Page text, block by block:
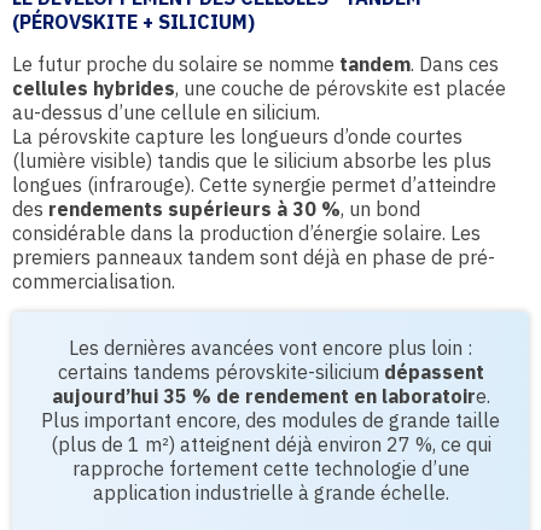
(PÉROVSKITE + SILICIUM)
Le futur proche du solaire se nomme tandem. Dans ces
cellules hybrides, une couche de pérovskite est placée
au-dessus d’une cellule en silicium.
La pérovskite capture les longueurs d’onde courtes
(lumière visible) tandis que le silicium absorbe les plus
longues (infrarouge). Cette synergie permet d’atteindre
des rendements supérieurs à 30 %, un bond
considérable dans la production d’énergie solaire. Les
premiers panneaux tandem sont déjà en phase de pré-
commercialisation.
Les dernières avancées vont encore plus loin :
certains tandems pérovskite-silicium dépassent
aujourd’hui 35 % de rendement en laboratoire.
Plus important encore, des modules de grande taille
(plus de 1 m²) atteignent déjà environ 27 %, ce qui
rapproche fortement cette technologie d’une
application industrielle à grande échelle.